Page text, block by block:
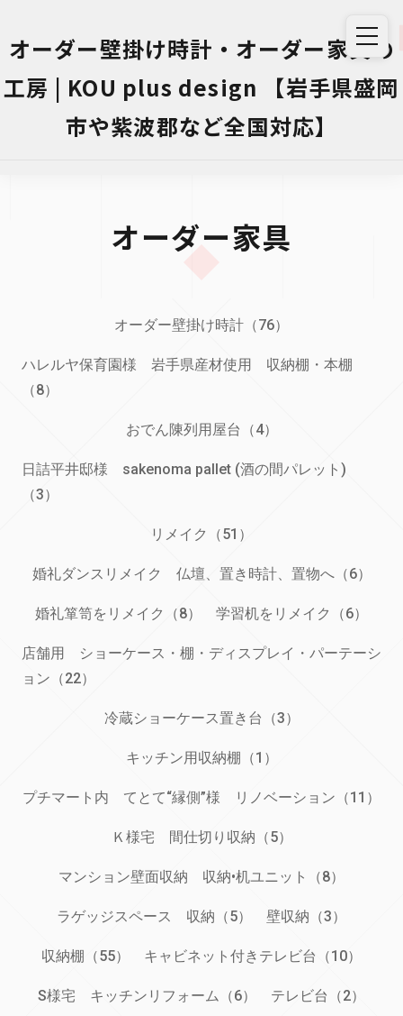
オーダー壁掛け時計・オーダー家具の
工房 | KOU plus design 【岩手県盛岡
市や紫波郡など全国対応】
オーダー家具
オーダー壁掛け時計（76）
ハレルヤ保育園様 岩手県産材使用 収納棚・本棚
（8）
おでん陳列用屋台（4）
日詰平井邸様 sakenoma pallet (酒の間パレット)
（3）
リメイク（51）
婚礼ダンスリメイク 仏壇、置き時計、置物へ（6）
婚礼箪笥をリメイク（8） 学習机をリメイク（6）
店舗用 ショーケース・棚・ディスプレイ・パーテーシ
ョン（22）
冷蔵ショーケース置き台（3）
キッチン用収納棚（1）
プチマート内 てとて“縁側”様 リノベーション（11）
Ｋ様宅 間仕切り収納（5）
マンション壁面収納 収納•机ユニット（8）
ラゲッジスペース 収納（5） 壁収納（3）
収納棚（55） キャビネット付きテレビ台（10）
S様宅 キッチンリフォーム（6） テレビ台（2）